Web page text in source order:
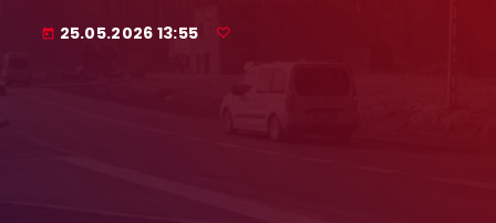
today 25.05.2026 13:55